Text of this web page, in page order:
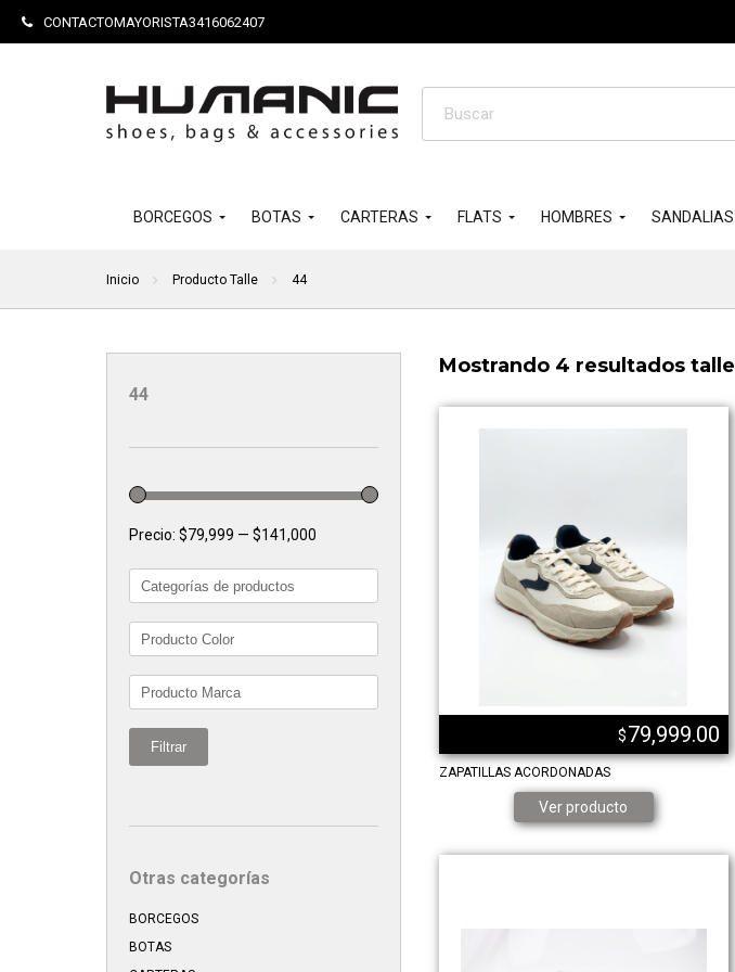
CONTACTOMAYORISTA3416062407
Búsqueda
BORCEGOS BOTAS CARTERAS FLATS HOMBRES SANDALIAS
Inicio Producto Talle 44
44
Precio: $79,999 — $141,000
Filtrar
Otras categorías
BORCEGOS
BOTAS
Mostrando 4 resultados talle
$79,999.00
ZAPATILLAS ACORDONADAS
Ver producto